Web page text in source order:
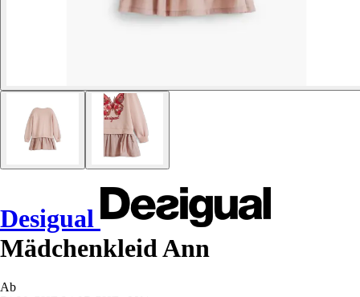
Desigual
Mädchenkleid Ann
Ab